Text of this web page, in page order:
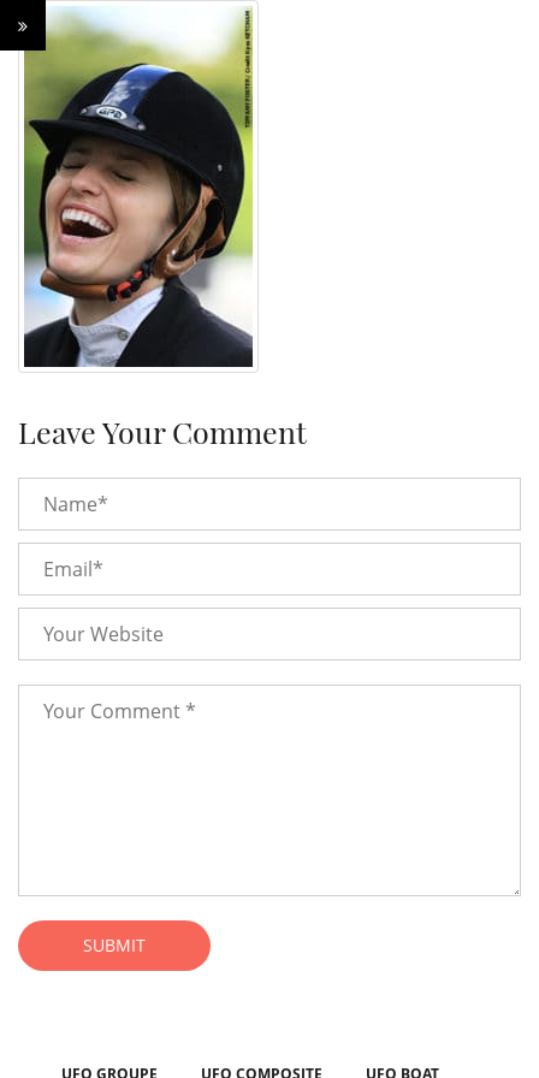
Leave Your Comment
SUBMIT
UFO GROUPE UFO COMPOSITE UFO BOAT